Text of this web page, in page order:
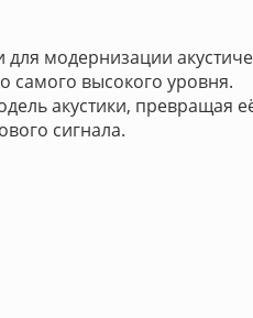
модернизации
высокого уровня.
акустики, превращая
сигнала.